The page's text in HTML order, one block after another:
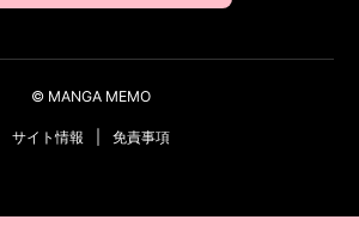
© MANGA MEMO
サイト情報 免責事項